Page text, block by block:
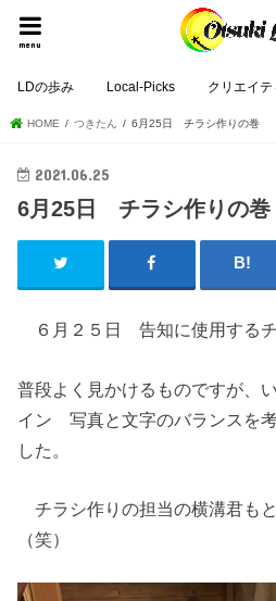
menu
LDの歩み Local-Picks クリエイテ
HOME つきたん 6月25日 チラシ作りの巻
2021.06.25
6月25日 チラシ作りの巻
６月２５日 告知に使用するチ
普段よく見かけるものですが、
イン 写真と文字のバランスを
した。
チラシ作りの担当の横溝君も
（笑）